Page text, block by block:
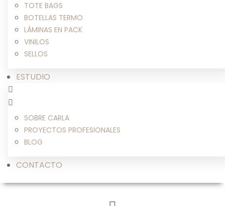
TOTE BAGS
BOTELLAS TERMO
LÁMINAS EN PACK
VINILOS
SELLOS
ESTUDIO
SOBRE CARLA
PROYECTOS PROFESIONALES
BLOG
CONTACTO